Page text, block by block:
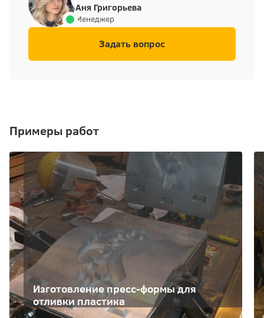
Аня Григорьева
Менеджер
Задать вопрос
Примеры работ
Изготовление пресс-формы для
отливки пластика